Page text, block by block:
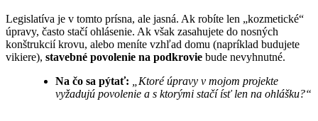
Legislatíva je v tomto prísna, ale jasná. Ak robíte len „kozmetické“
úpravy, často stačí ohlásenie. Ak však zasahujete do nosných
konštrukcií krovu, alebo meníte vzhľad domu (napríklad budujete
vikiere), stavebné povolenie na podkrovie bude nevyhnutné.
Na čo sa pýtať:
„Ktoré úpravy v mojom projekte
vyžadujú povolenie a s ktorými stačí ísť len na ohlášku?“